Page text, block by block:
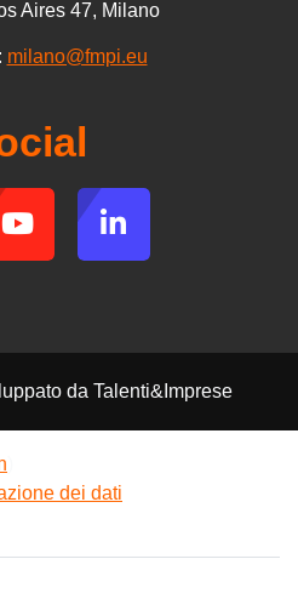
Aires 47, Milano
milano@fmpi.eu
da Talenti&Imprese
dei dati